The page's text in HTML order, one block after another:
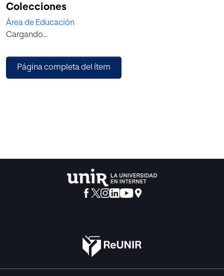
puede comprobar tienen pocos
recursos de trabajo en estos centros y apoyo escolar.
El trabajo empieza con un marco teórico donde permite
profundidad.
Posteriormente se analiza los vínculos que existen entre
Colecciones
Área de Educación
Cargando...
Página completa del ítem